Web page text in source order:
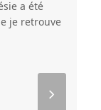
a été
je retrouve